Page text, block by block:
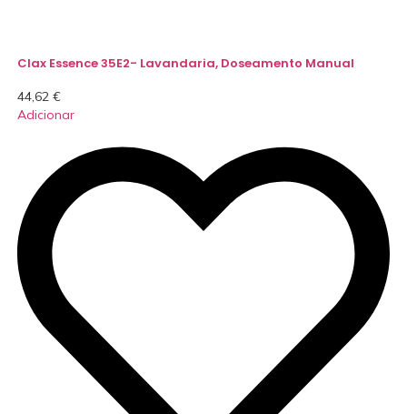
Clax Essence 35E2- Lavandaria, Doseamento Manual
44,62 €
Adicionar